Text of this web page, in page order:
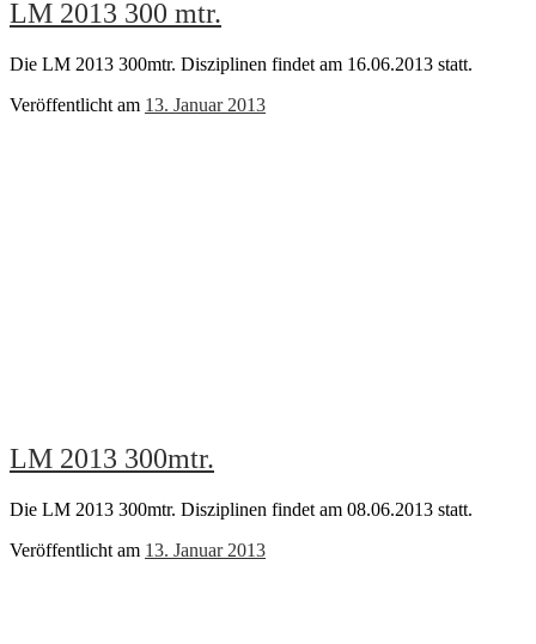
LM 2013 300 mtr.
Die LM 2013 300mtr. Disziplinen findet am 16.06.2013 statt.
Veröffentlicht am 13. Januar 2013
LM 2013 300mtr.
Die LM 2013 300mtr. Disziplinen findet am 08.06.2013 statt.
Veröffentlicht am 13. Januar 2013